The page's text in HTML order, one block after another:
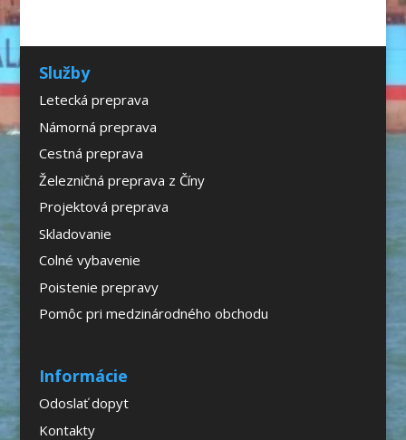
Služby
Letecká preprava
Námorná preprava
Cestná preprava
Železničná preprava z Číny
Projektová preprava
Skladovanie
Colné vybavenie
Poistenie prepravy
Pomôc pri medzinárodného obchodu
Informácie
Odoslať dopyt
Kontakty